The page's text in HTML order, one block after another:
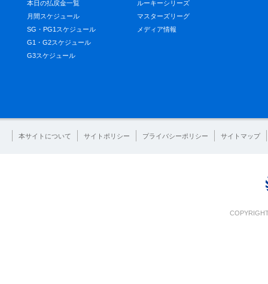
本日の払戻金一覧
月間スケジュール
SG・PG1スケジュール
G1・G2スケジュール
G3スケジュール
ルーキーシリーズ
マスターズリーグ
メディア情報
本サイトについて サイトポリシー プライバシーポリシー サイトマップ